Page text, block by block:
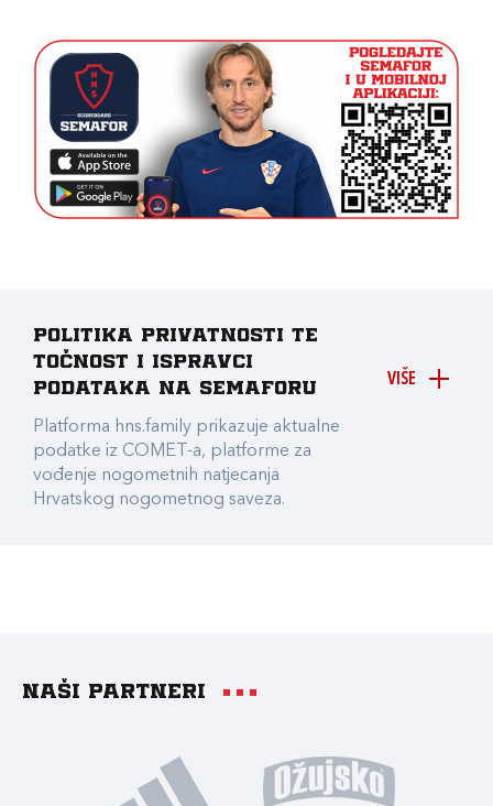
VIŠE
Politika privatnosti te
točnost i ispravci
podataka na Semaforu
Platforma hns.family prikazuje aktualne
podatke iz COMET-a, platforme za
vođenje nogometnih natjecanja
Hrvatskog nogometnog saveza.
Naši partneri